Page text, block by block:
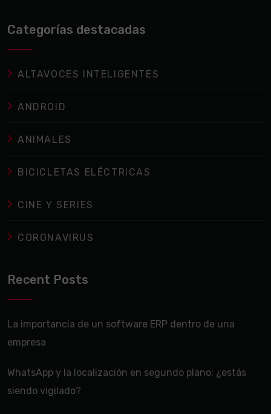
Categorías destacadas
ALTAVOCES INTELIGENTES
ANDROID
ANIMALES
BICICLETAS ELÉCTRICAS
CINE Y SERIES
CORONAVIRUS
Recent Posts
La importancia de un software ERP dentro de una
empresa
WhatsApp y la localización en segundo plano: ¿estás
siendo vigilado?